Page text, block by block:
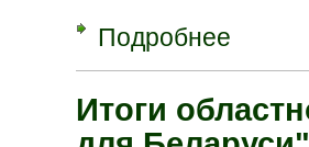
Подробнее
Итоги